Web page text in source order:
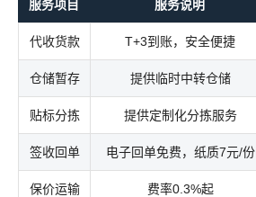
服务项目 服务说明
代收货款 T+3到账，安全便捷
仓储暂存 提供临时中转仓储
贴标分拣 提供定制化分拣服务
签收回单 电子回单免费，纸质7元/份
保价运输 费率0.3%起